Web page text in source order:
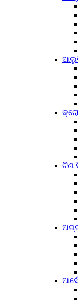
ଟିଣ